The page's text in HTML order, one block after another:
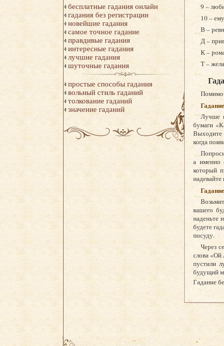
бесплатные гадания онлайн
гадания без регистрации
новейшие гадания
самое точное гадание
правдивые гадания
интересные гадания
лучшие гадания
шуточные гадания
простые способы гадания
вольный стиль гаданий
толкование гаданий
значение гаданий
9 –
10 –
В –
Д –
К –
Т –
Помимо
Лучше
бумаги
Выходите
когда
а именно
который
надевайте
вашего
наденьте
будете
посуду.
Через
слова «Ой
пустили
будущий
Гадание